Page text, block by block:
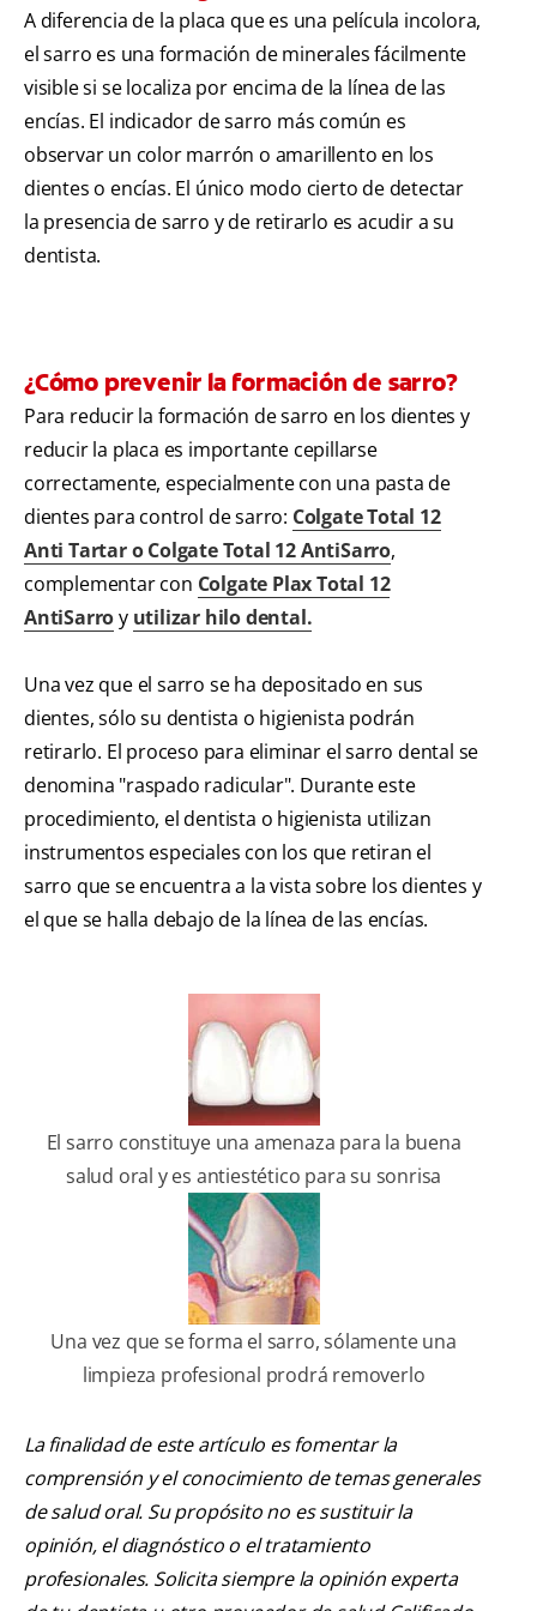
A diferencia de la placa que es una película incolora,
el sarro es una formación de minerales fácilmente
visible si se localiza por encima de la línea de las
encías. El indicador de sarro más común es
observar un color marrón o amarillento en los
dientes o encías. El único modo cierto de detectar
la presencia de sarro y de retirarlo es acudir a su
dentista.
¿Cómo prevenir la formación de sarro?
Para reducir la formación de sarro en los dientes y
reducir la placa es importante cepillarse
correctamente, especialmente con una pasta de
dientes para control de sarro: Colgate Total 12
Anti Tartar o Colgate Total 12 AntiSarro,
complementar con Colgate Plax Total 12
AntiSarroy utilizar hilo dental.
Una vez que el sarro se ha depositado en sus
dientes, sólo su dentista o higienista podrán
retirarlo. El proceso para eliminar el sarro dental se
denomina "raspado radicular". Durante este
procedimiento, el dentista o higienista utilizan
instrumentos especiales con los que retiran el
sarro que se encuentra a la vista sobre los dientes y
el que se halla debajo de la línea de las encías.
El sarro constituye una amenaza para la buena
salud oral y es antiestético para su sonrisa
Una vez que se forma el sarro, sólamente una
limpieza profesional prodrá removerlo
La finalidad de este artículo es fomentar la
comprensión y el conocimiento de temas generales
de salud oral. Su propósito no es sustituir la
opinión, el diagnóstico o el tratamiento
profesionales. Solicita siempre la opinión experta